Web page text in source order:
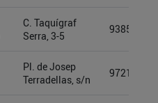
C. Taquígraf
Serra, 3-5
Pl. de Josep
Terradellas, s/n